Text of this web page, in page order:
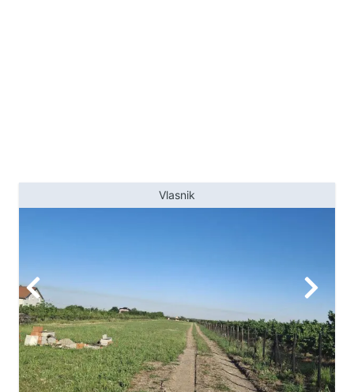
garanciji • mirno okruženje bez
buke i saobraćaja, udaljen oko 300
gde ćete jutra započinjati uz cvrkut
ptica, pogled na zelenilo i
sopstvenu baštu, ova nekretnina
predstavlja odličnu priliku. Uknjižen
plac na 1021m2 Agencijska
provizija 2% Agent: Bogdan
Vlasnik